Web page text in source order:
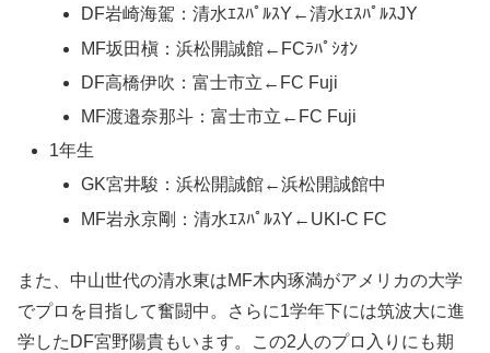
DF岩崎海駕：清水ｴｽﾊﾟﾙｽY←清水ｴｽﾊﾟﾙｽJY
MF坂田槇：浜松開誠館←FCﾗﾊﾟｼｵﾝ
DF高橋伊吹：富士市立←FC Fuji
MF渡邉奈那斗：富士市立←FC Fuji
1年生
GK宮井駿：浜松開誠館←浜松開誠館中
MF岩永京剛：清水ｴｽﾊﾟﾙｽY←UKI-C FC
また、中山世代の清水東はMF木内琢満がアメリカの大学
でプロを目指して奮闘中。さらに1学年下には筑波大に進
学したDF宮野陽貴もいます。この2人のプロ入りにも期